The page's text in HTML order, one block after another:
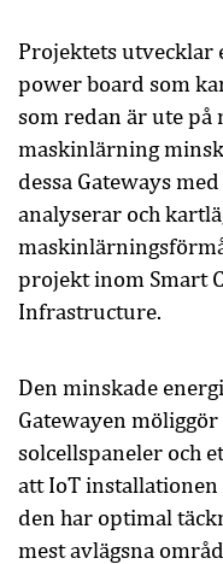
Projektets utvecklar
power board som
som redan är ute på
maskinlärning
dessa Gateways
analyserar och
projekt inom Smart
Infrastructure.
Den minskade
Gatewayen
solcellspaneler och
att IoT
den har optimal
mest avlägsna